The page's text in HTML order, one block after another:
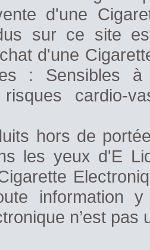
d'une
sur ce site
d'une
: Sensibles
cardio-
hors de
les yeux d'E
information
n’est pas